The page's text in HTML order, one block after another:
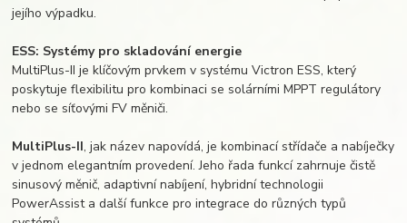
jejího výpadku.
ESS: Systémy pro skladování energie
MultiPlus-II je klíčovým prvkem v systému Victron ESS, který
poskytuje flexibilitu pro kombinaci se solárními MPPT regulátory
nebo se síťovými FV měniči.
MultiPlus-II, jak název napovídá, je kombinací střídače a nabíječky
v jednom elegantním provedení. Jeho řada funkcí zahrnuje čistě
sinusový měnič, adaptivní nabíjení, hybridní technologii
PowerAssist a další funkce pro integrace do různých typů